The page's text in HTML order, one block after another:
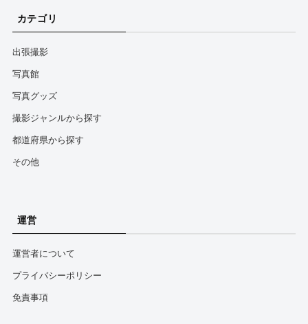
カテゴリ
出張撮影
写真館
写真グッズ
撮影ジャンルから探す
都道府県から探す
その他
運営
運営者について
プライバシーポリシー
免責事項